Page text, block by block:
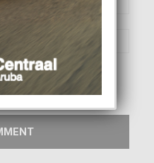
in this browser for